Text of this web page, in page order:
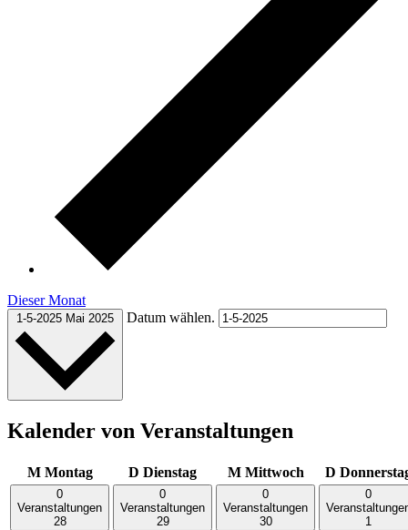
Dieser Monat
1-5-2025 Mai 2025 Datum wählen.
Kalender von Veranstaltungen
M Montag D Dienstag M Mittwoch D
0
Veranstaltungen
28
0
Veranstaltungen
29
0
Veranstaltungen
30
0
1